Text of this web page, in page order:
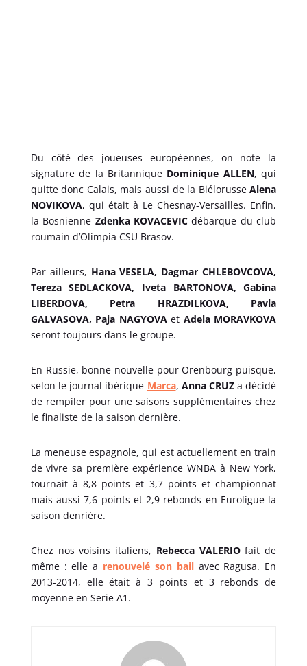
Du côté des joueuses européennes, on note la
signature de la Britannique Dominique ALLEN, qui
quitte donc Calais, mais aussi de la BiélorusseAlena
NOVIKOVA, qui était à Le Chesnay-Versailles. Enfin,
la Bosnienne Zdenka KOVACEVIC débarque du club
roumain d’Olimpia CSU Brasov.
Par ailleurs, Hana VESELA, Dagmar CHLEBOVCOVA,
Tereza SEDLACKOVA, Iveta BARTONOVA, Gabina
LIBERDOVA, Petra HRAZDILKOVA, Pavla
GALVASOVA, Paja NAGYOVAet Adela MORAVKOVA
seront toujours dans le groupe.
En Russie, bonne nouvelle pour Orenbourg puisque,
selon le journal ibérique Marca, Anna CRUZa décidé
de rempiler pour une saisons supplémentaires chez
le finaliste de la saison dernière.
La meneuse espagnole, qui est actuellement en train
de vivre sa première expérience WNBA à New York,
tournait à 8,8 points et 3,7 points et championnat
mais aussi 7,6 points et 2,9 rebonds en Euroligue la
saison denrière.
Chez nos voisins italiens, Rebecca VALERIOfait de
même : elle a renouvelé son bail avec Ragusa. En
2013-2014, elle était à 3 points et 3 rebonds de
moyenne en Serie A1.